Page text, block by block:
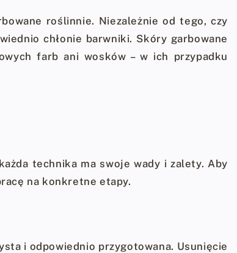
roślinnie. Niezależnie od tego, czy
chłonie barwniki. Skóry garbowane
farb ani wosków – w ich przypadku
technika ma swoje wady i zalety. Aby
na konkretne etapy.
i odpowiednio przygotowana. Usunięcie